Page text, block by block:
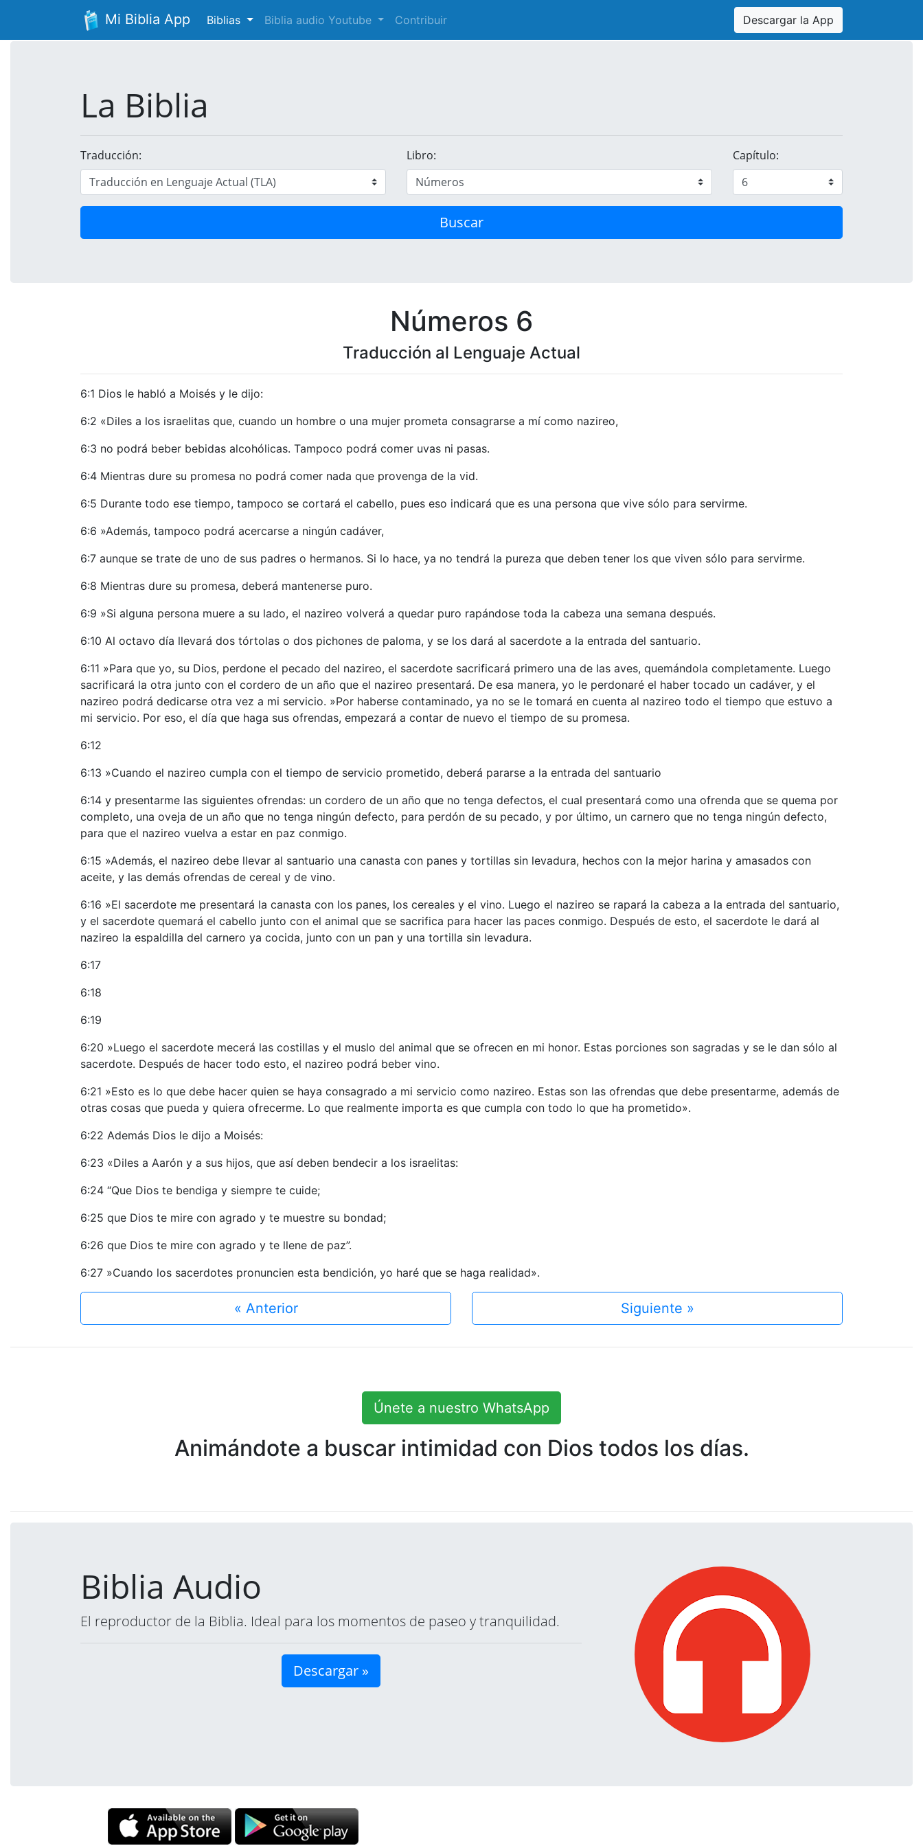
Mi Biblia App Biblias Biblia audio Youtube Contribuir Descargar la App
La Biblia
Traducción: Libro: Capítulo:
Buscar
Números 6
Traducción al Lenguaje Actual
6:1 Dios le habló a Moisés y le dijo:
6:2 «Diles a los israelitas que, cuando un hombre o una mujer prometa consagrarse a mí como nazireo,
6:3 no podrá beber bebidas alcohólicas. Tampoco podrá comer uvas ni pasas.
6:4 Mientras dure su promesa no podrá comer nada que provenga de la vid.
6:5 Durante todo ese tiempo, tampoco se cortará el cabello, pues eso indicará que es una persona que vive sólo para servirme.
6:6 »Además, tampoco podrá acercarse a ningún cadáver,
6:7 aunque se trate de uno de sus padres o hermanos. Si lo hace, ya no tendrá la pureza que deben tener los que viven sólo para servirme.
6:8 Mientras dure su promesa, deberá mantenerse puro.
6:9 »Si alguna persona muere a su lado, el nazireo volverá a quedar puro rapándose toda la cabeza una semana después.
6:10 Al octavo día llevará dos tórtolas o dos pichones de paloma, y se los dará al sacerdote a la entrada del santuario.
6:11 »Para que yo, su Dios, perdone el pecado del nazireo, el sacerdote sacrificará primero una de las aves, quemándola completamente. Luego
sacrificará la otra junto con el cordero de un año que el nazireo presentará. De esa manera, yo le perdonaré el haber tocado un cadáver, y el
nazireo podrá dedicarse otra vez a mi servicio. »Por haberse contaminado, ya no se le tomará en cuenta al nazireo todo el tiempo que estuvo a
mi servicio. Por eso, el día que haga sus ofrendas, empezará a contar de nuevo el tiempo de su promesa.
6:12
6:13 »Cuando el nazireo cumpla con el tiempo de servicio prometido, deberá pararse a la entrada del santuario
6:14 y presentarme las siguientes ofrendas: un cordero de un año que no tenga defectos, el cual presentará como una ofrenda que se quema por
completo, una oveja de un año que no tenga ningún defecto, para perdón de su pecado, y por último, un carnero que no tenga ningún defecto,
para que el nazireo vuelva a estar en paz conmigo.
6:15 »Además, el nazireo debe llevar al santuario una canasta con panes y tortillas sin levadura, hechos con la mejor harina y amasados con
aceite, y las demás ofrendas de cereal y de vino.
6:16 »El sacerdote me presentará la canasta con los panes, los cereales y el vino. Luego el nazireo se rapará la cabeza a la entrada del santuario,
y el sacerdote quemará el cabello junto con el animal que se sacrifica para hacer las paces conmigo. Después de esto, el sacerdote le dará al
nazireo la espaldilla del carnero ya cocida, junto con un pan y una tortilla sin levadura.
6:17
6:18
6:19
6:20 »Luego el sacerdote mecerá las costillas y el muslo del animal que se ofrecen en mi honor. Estas porciones son sagradas y se le dan sólo al
sacerdote. Después de hacer todo esto, el nazireo podrá beber vino.
6:21 »Esto es lo que debe hacer quien se haya consagrado a mi servicio como nazireo. Estas son las ofrendas que debe presentarme, además de
otras cosas que pueda y quiera ofrecerme. Lo que realmente importa es que cumpla con todo lo que ha prometido».
6:22 Además Dios le dijo a Moisés:
6:23 «Diles a Aarón y a sus hijos, que así deben bendecir a los israelitas:
6:24 “Que Dios te bendiga y siempre te cuide;
6:25 que Dios te mire con agrado y te muestre su bondad;
6:26 que Dios te mire con agrado y te llene de paz”.
6:27 »Cuando los sacerdotes pronuncien esta bendición, yo haré que se haga realidad».
« Anterior Siguiente »
Únete a nuestro WhatsApp
Animándote a buscar intimidad con Dios todos los días.
Biblia Audio
El reproductor de la Biblia. Ideal para los momentos de paseo y tranquilidad.
Descargar »